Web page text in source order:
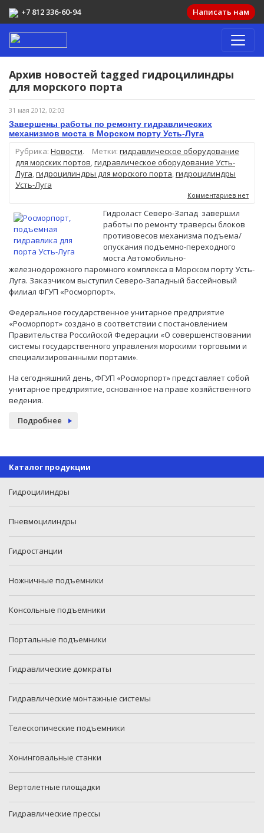
+7 812 336-60-94 Написать нам
Архив новостей tagged гидроцилиндры
для морского порта
31 мая 2012, 02:03
Завершены работы по ремонту гидравлических
механизмов моста в Морском порту Усть-Луга
Рубрика: Новости. Метки: гидравлическое оборудование
для морских портов,гидравлическое оборудование Усть-
Луга,гидроцилиндры для морского порта,гидроцилиндры
Усть-Луга
Комментариев нет
Гидроласт Северо-Запад завершил
работы по ремонту траверсы блоков
противовесов механизма подъема/
опускания подъемно-переходного
моста Автомобильно-
железнодорожного паромного комплекса в Морском порту Усть-
Луга. Заказчиком выступил Северо-Западный бассейновый
филиал ФГУП «Росморпорт».
Федеральное государственное унитарное предприятие
«Росморпорт» создано в соответствии с постановлением
Правительства Российской Федерации «О совершенствовании
системы государственного управления морскими торговыми и
специализированными портами».
На сегодняшний день, ФГУП «Росморпорт» представляет собой
унитарное предприятие, основанное на праве хозяйственного
ведения.
Подробнее
Каталог продукции
Гидроцилиндры
Пневмоцилиндры
Гидростанции
Ножничные подъемники
Консольные подъемники
Портальные подъемники
Гидравлические домкраты
Гидравлические монтажные системы
Телескопические подъемники
Хонинговальные станки
Вертолетные площадки
Гидравлические прессы